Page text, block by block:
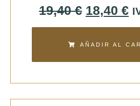
Valorado
con
0
de
19,40€ 18,40 €
AÑADIR AL